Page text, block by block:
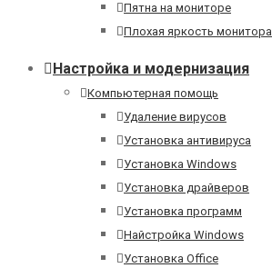
Пятна на мониторе
Плохая яркость монитора
Настройка и модернизация
Компьютерная помощь
Удаление вирусов
Установка антивируса
Установка Windows
Установка драйверов
Установка программ
Найстройка Windows
Установка Office